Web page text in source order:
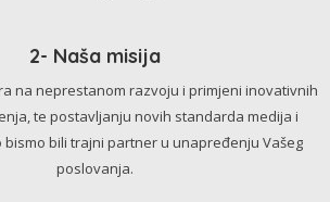
2- Naša misija
na neprestanom razvoju i primjeni inovativnih
te postavljanju novih standarda medija i
bismo bili trajni partner u unapređenju Vašeg
poslovanja.